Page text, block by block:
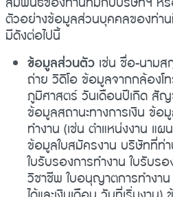
ตัวอย่างข้อมูลส่วนบุคคลของท่า
มีดังต่อไปนี้
ข้อมูลส่วนตัว เช่น ชื่อ-นาม
ถ่าย วิดิโอ ข้อมูลจากกล้อง
ภูมิศาสตร์ วันเดือนปีเกิด สั
ข้อมูลสถานะทางการเงิน ข้อ
ทำงาน (เช่น ตำแหน่งงาน แ
ข้อมูลใบสมัครงาน บริษัทที่ท่
ใบรับรองการทำงาน ใบรับร
วิชาชีพ ใบอนุญาตการทำงา